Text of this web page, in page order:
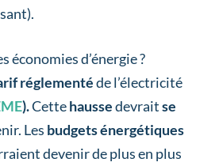
économies d’énergie ?
réglementéde l’électricité
).Cettehaussedevraitse
Les budgets énergétiques
devenir de plus en plus